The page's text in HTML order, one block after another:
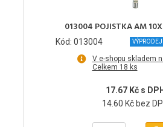
013004 POJISTKA AM
Kód: 013004 VÝPRODEJ
V e-shopu skladem
Celkem 18 ks
17.67 Kč s DPH
14.60 Kč bez